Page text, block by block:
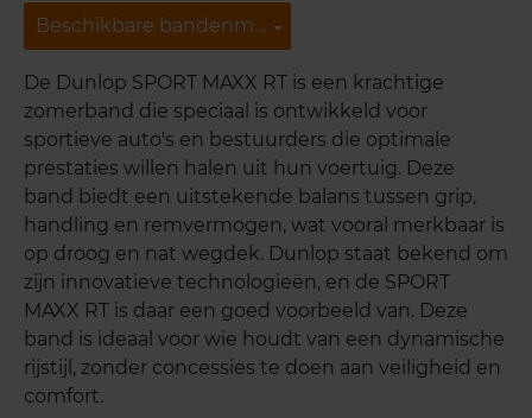
Beschikbare bandenmaten
Beschikbare bandenmaten
De Dunlop SPORT MAXX RT is een krachtige
zomerband die speciaal is ontwikkeld voor
sportieve auto's en bestuurders die optimale
prestaties willen halen uit hun voertuig. Deze
band biedt een uitstekende balans tussen grip,
handling en remvermogen, wat vooral merkbaar is
op droog en nat wegdek. Dunlop staat bekend om
zijn innovatieve technologieën, en de SPORT
MAXX RT is daar een goed voorbeeld van. Deze
band is ideaal voor wie houdt van een dynamische
rijstijl, zonder concessies te doen aan veiligheid en
comfort.